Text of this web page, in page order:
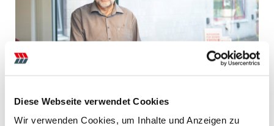
Diese Webseite verwendet Cookies
Wir verwenden Cookies, um Inhalte und Anzeigen zu